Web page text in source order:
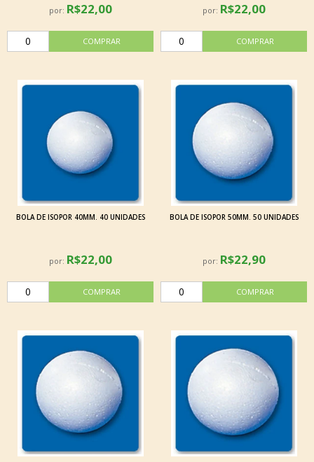
por: R$22,00 por: R$22,00
BOLA DE ISOPOR 40MM. 40 UNIDADES
por: R$22,00
BOLA DE ISOPOR 50MM. 50 UNIDADES
por: R$22,90